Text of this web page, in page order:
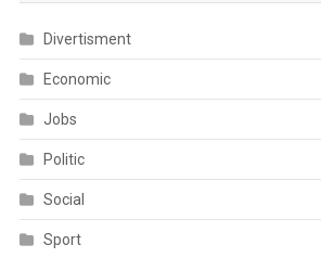
Divertisment
Economic
Jobs
Politic
Social
Sport